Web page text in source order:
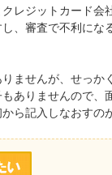
レジットカード会
、審査で不利にな
ませんが、せっか
ありませんので、
ら記入しなおすの